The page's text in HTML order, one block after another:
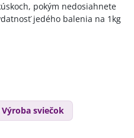
pokým nedosiahnete
jedého balenia na 1kg
Výroba sviečok